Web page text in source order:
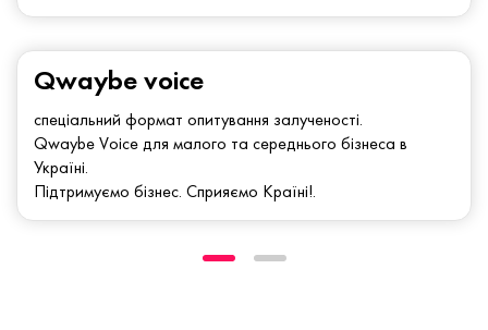
Qwaybe voice
спеціальний формат опитування залученості.
Qwaybe Voice для малого та середнього бізнеса в
Україні.
Підтримуємо бізнес. Сприяємо Країні!.